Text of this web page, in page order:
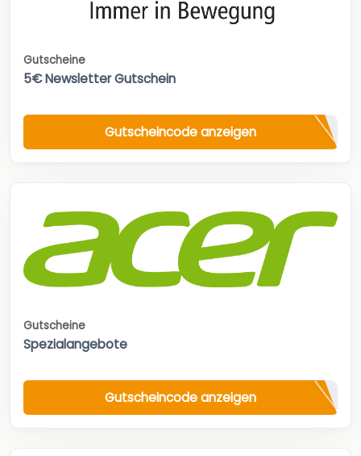
Gutscheine
5€ Newsletter Gutschein
Gutscheincode anzeigen
Gutscheine
Spezialangebote
Gutscheincode anzeigen